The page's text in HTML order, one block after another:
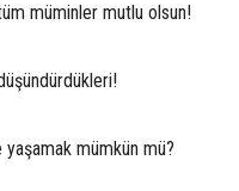
müminler mutlu olsun!
yaşamak mümkün mü?